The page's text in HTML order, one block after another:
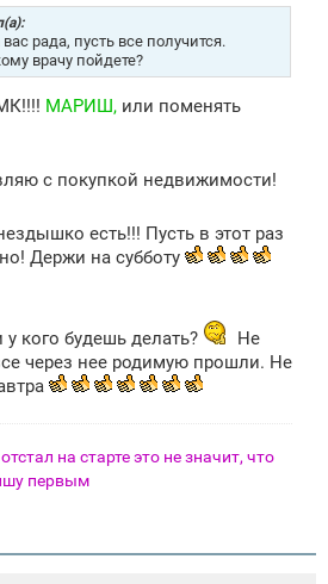
рада, пусть все получится.
врачу пойдете?
МАРИШ, или поменять
с покупкой недвижимости!
есть!!! Пусть в этот раз
Держи на субботу
у кого будешь делать?
Не
через нее родимую прошли. Не
на старте это не значит, что
первым